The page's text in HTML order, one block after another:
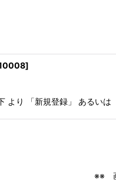
より 「新
]
録」 あるいは 「ログ
新規登録」 あ